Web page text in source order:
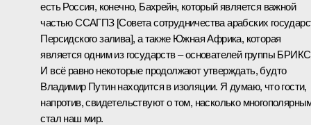
есть Россия, конечно, Бахрейн, который является важной
частью ССАГПЗ [Совета сотрудничества арабских
Персидского залива], а также Южная Африка, которая
является одним из государств – основателей группы
И всё равно некоторые продолжают утверждать, будто
Владимир Путин находится в изоляции. Я думаю, что гости,
напротив, свидетельствуют о том, насколько
стал наш мир.